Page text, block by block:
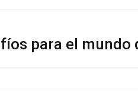
para el mundo